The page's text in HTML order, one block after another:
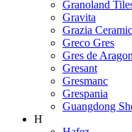
Granoland
Gravita
Grazia
Greco Gres
Gres de Aragon
Gresant
Gresmanc
Grespania
Guangdong
H